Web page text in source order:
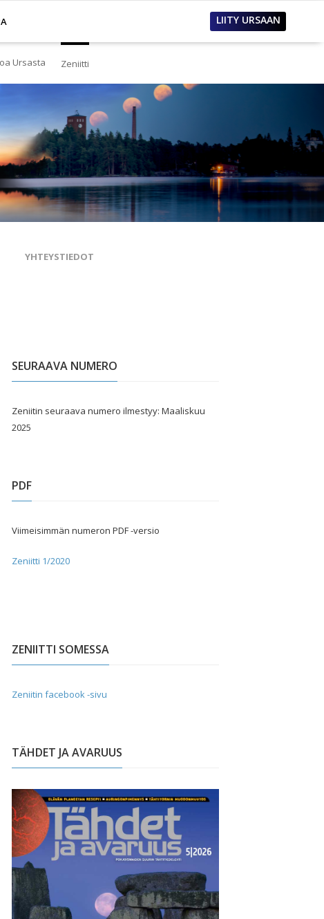
LIITY URSAAN
sanastoja
Yleistä Ursasta
työpaikat
ja raportit
Ursasta Zeniitti
YHTEYSTIEDOT
SEURAAVA NUMERO
Zeniitin seuraava numero ilmestyy: Maaliskuu
2025
PDF
Viimeisimmän numeron PDF -versio
Zeniitti 1/2020
ZENIITTI SOMESSA
Zeniitin facebook -sivu
TÄHDET JA AVARUUS